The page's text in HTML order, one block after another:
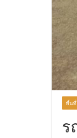
พื้นที่
ร